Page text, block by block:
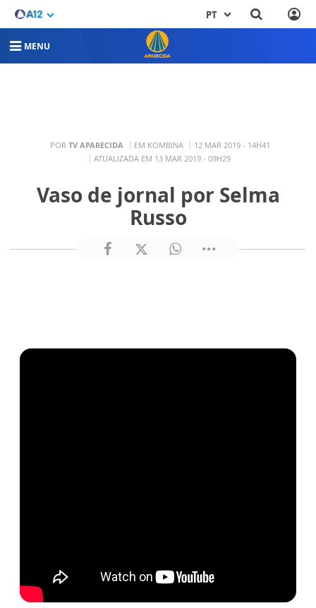
PT
MENU
POR TV APARECIDA EM KOMBINA
12 MAR 2019 - 14H41
ATUALIZADA EM 13 MAR 2019 - 09H29
Vaso de jornal por Selma
Russo